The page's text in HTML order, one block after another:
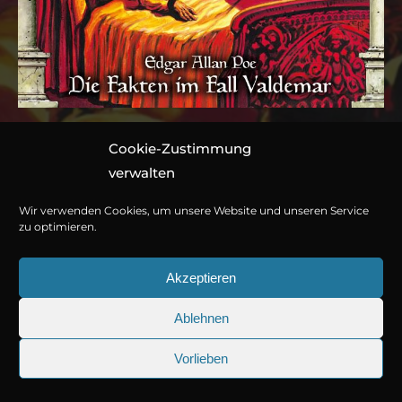
Cookie-Zustimmung
verwalten
Wir verwenden Cookies, um unsere Website und unseren Service
zu optimieren.
Akzeptieren
Ablehnen
Vorlieben
Folge 127: Edgar Allan
Poe – Die Fakten im Fall
Valdemar
Hörspiel von Marc Gruppe
© Copyright 2026Titania Medien GmbH.